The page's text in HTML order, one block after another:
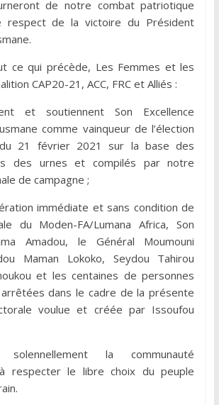
de notre combat patriotique
respect de la victoire du Président
ce qui précède, Les Femmes et les
CAP20-21, ACC, FRC et Alliés :
et soutiennent Son Excellence
comme vainqueur de l’élection
21 février 2021 sur la base des
des urnes et compilés par notre
de campagne ;
immédiate et sans condition de
du Moden-FA/Lumana Africa, Son
Amadou, le Général Moumouni
Maman Lokoko, Seydou Tahirou
et les centaines de personnes
dans le cadre de la présente
voulue et créée par Issoufou
la communauté
respecter le libre choix du peuple